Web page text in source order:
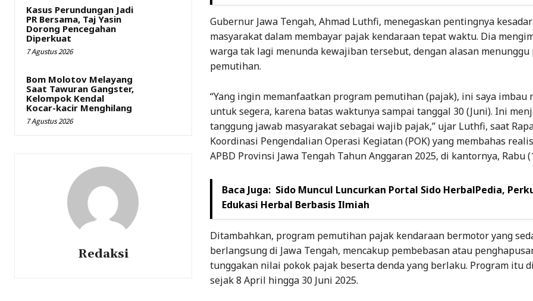
Kasus Perundungan Jadi
PR Bersama, Taj Yasin
Dorong Pencegahan
Diperkuat
7 Agustus 2026
Bom Molotov Melayang
Saat Tawuran Gangster,
Kelompok Kendal
Kocar-kacir Menghilang
7 Agustus 2026
Redaksi
Gubernur Jawa Tengah, Ahmad Luthfi, menegaskan pentingnya
masyarakat dalam membayar pajak kendaraan tepat waktu. Dia
warga tak lagi menunda kewajiban tersebut, dengan alasan menunggu
pemutihan.
“Yang ingin memanfaatkan program pemutihan (pajak), ini saya imbau
untuk segera, karena batas waktunya sampai tanggal 30 (Juni). Ini
tanggung jawab masyarakat sebagai wajib pajak,” ujar Luthfi, saat
Koordinasi Pengendalian Operasi Kegiatan (POK) yang membahas
APBD Provinsi Jawa Tengah Tahun Anggaran 2025, di kantornya, Rabu
Baca Juga: Sido Muncul Luncurkan Portal Sido HerbalPedia,
Edukasi Herbal Berbasis Ilmiah
Ditambahkan, program pemutihan pajak kendaraan bermotor yang
berlangsung di Jawa Tengah, mencakup pembebasan atau
tunggakan nilai pokok pajak beserta denda yang berlaku. Program itu
sejak 8 April hingga 30 Juni 2025.